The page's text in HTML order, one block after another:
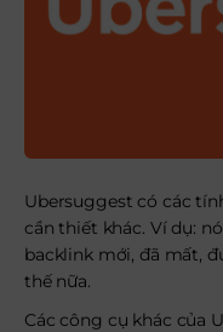
Ubersuggest có các
cần thiết khác. Ví dụ:
backlink mới, đã mất,
thế nữa.
Các công cụ khác của